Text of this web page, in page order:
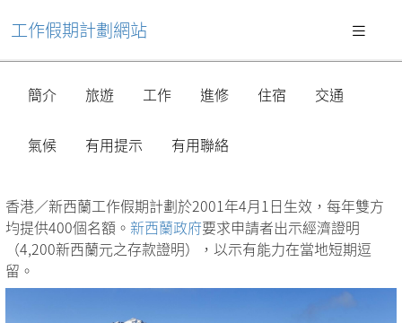
工作假期計劃網站
簡介 旅遊 工作 進修 住宿 交通
氣候 有用提示 有用聯絡
香港／新西蘭工作假期計劃於2001年4月1日生效，每年雙方
均提供400個名額。 新西蘭政府要求申請者出示經濟證明
（4,200新西蘭元之存款證明），以示有能力在當地短期逗
留。